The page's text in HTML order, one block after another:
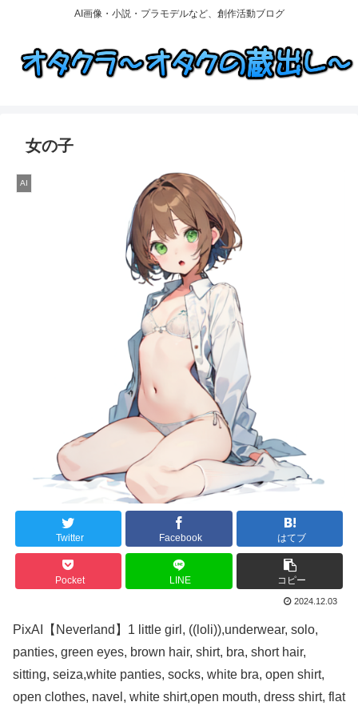
AI画像・小説・プラモデルなど、創作活動ブログ
女の子
AI
Twitter Facebook はてブ
Pocket LINE コピー
2024.12.03
PixAI【Neverland】1 little girl, ((loli)),underwear, solo,
panties, green eyes, brown hair, shirt, bra, short hair,
sitting, seiza,white panties, socks, white bra, open shirt,
open clothes, navel, white shirt,open mouth, dress shirt, flat